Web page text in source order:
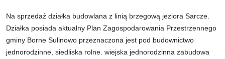
Na sprzedaż działka budowlana z linią brzegową jeziora Sarcze.
Działka posiada aktualny Plan Zagospodarowania Przestrzennego
gminy Borne Sulinowo przeznaczona jest pod budownictwo
jednorodzinne, siedliska rolne. wiejska jednorodzinna zabudowa